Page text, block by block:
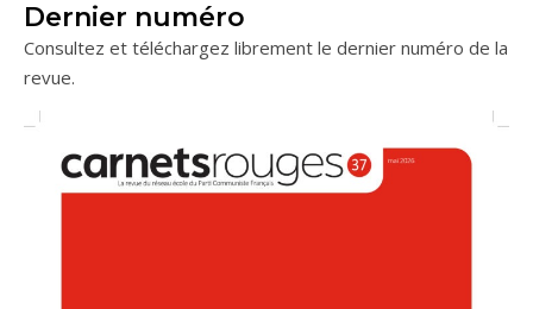
Dernier numéro
Consultez et téléchargez librement le dernier numéro de la
revue.